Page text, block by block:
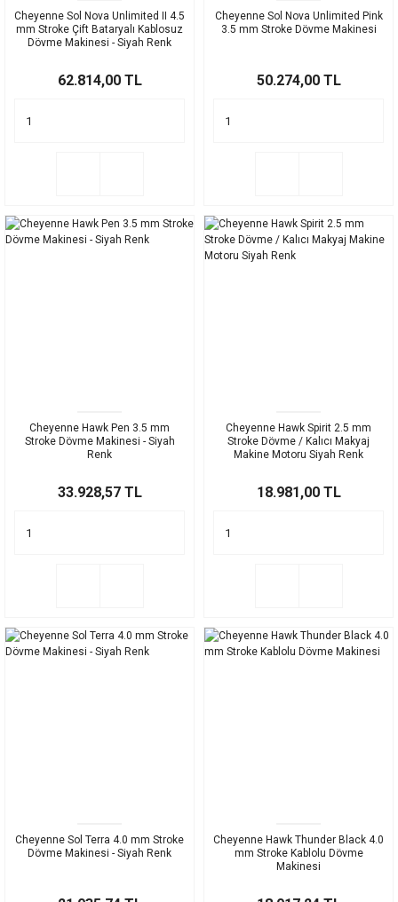
Cheyenne Sol Nova Unlimited II 4.5
mm Stroke Çift Bataryalı Kablosuz
Dövme Makinesi - Siyah Renk
62.814,00 TL
Cheyenne Sol Nova Unlimited Pink
3.5 mm Stroke Dövme Makinesi
50.274,00 TL
Cheyenne Hawk Pen 3.5 mm
Stroke Dövme Makinesi - Siyah
Renk
33.928,57 TL
Cheyenne Hawk Spirit 2.5 mm
Stroke Dövme / Kalıcı Makyaj
Makine Motoru Siyah Renk
18.981,00 TL
Cheyenne Sol Terra 4.0 mm Stroke
Dövme Makinesi - Siyah Renk
Cheyenne Hawk Thunder Black 4.0
mm Stroke Kablolu Dövme
Makinesi